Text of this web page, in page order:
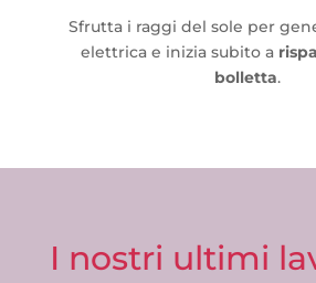
Sfrutta i raggi del sole per
elettrica e inizia subito a
bolletta.
I nostri ultimi